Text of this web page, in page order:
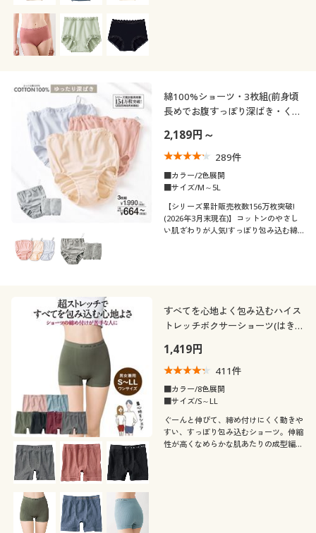
綿100%ショーツ・3枚組(前身頃
長めでお腹すっぽり深ばき・くる
2,189円～
289件
■カラー/2色展開
■サイズ/M～5L
【シリーズ累計販売枚数156万枚突破!
(2026年3月末現在)】コットンのやさし
い肌ざわりが人気!すっぽり包み込む綿
すべてを心地よく包み込むハイス
トレッチボクサーショーツ(はきこ
1,419円
411件
■カラー/8色展開
■サイズ/S～LL
ぐーんと伸びて、締め付けにくく動きや
すい、すっぽり包み込むショーツ。伸縮
性が高くなめらかな肌あたりの成型編み